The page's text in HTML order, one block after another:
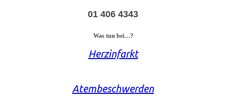
01 406 4343
Was tun bei…?
Herzinfarkt
Atembeschwerden